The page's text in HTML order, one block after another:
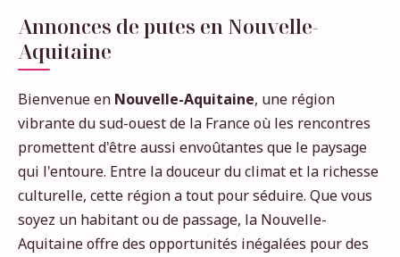
Annonces de putes en Nouvelle-
Aquitaine
Bienvenue en Nouvelle-Aquitaine, une région
vibrante du sud-ouest de la France où les rencontres
promettent d'être aussi envoûtantes que le paysage
qui l'entoure. Entre la douceur du climat et la richesse
culturelle, cette région a tout pour séduire. Que vous
soyez un habitant ou de passage, la Nouvelle-
Aquitaine offre des opportunités inégalées pour des